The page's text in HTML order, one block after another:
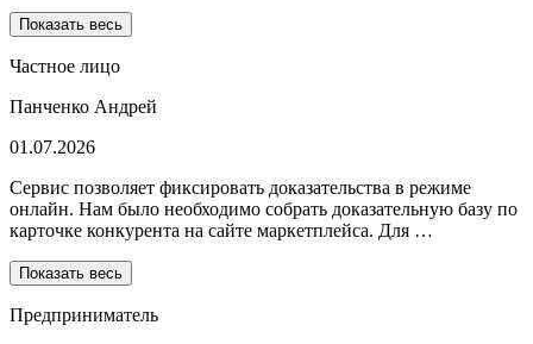
Показать весь
Частное лицо
Панченко Андрей
01.07.2026
Сервис позволяет фиксировать доказательства в режиме
онлайн. Нам было необходимо собрать доказательную базу по
карточке конкурента на сайте маркетплейса. Для …
Показать весь
Предприниматель